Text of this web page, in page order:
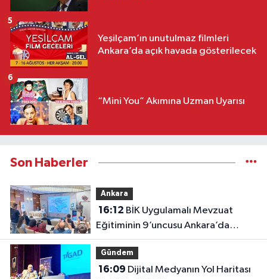
Yeşilçam’ın unutulmaz filmleri
Ankara’da açık havada gösterilecek
5
“Mini You” Akımına Uzman Uyarısı
6
Son Haberler
Ankara
16:12
Eğitiminin 9’uncusu Ankara’da
yapıldı
Gündem
16:09